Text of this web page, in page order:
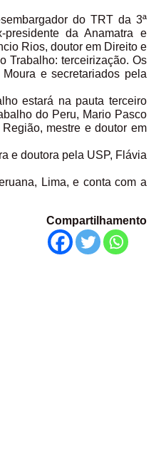
do TRT da 3ª
da Anamatra e
Rios, doutor em Direito e
Trabalho: terceirização. Os
e secretariados pela
estará na pauta terceiro
do Peru, Mario Pasco
mestre e doutor em
e doutora pela USP, Flávia
Lima, e conta com a
Compartilhamento